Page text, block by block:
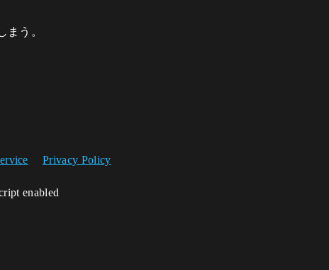
まう。
Privacy Policy
enabled